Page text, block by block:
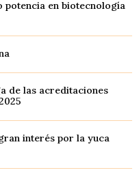
potencia en biotecnología
de las acreditaciones
interés por la yuca